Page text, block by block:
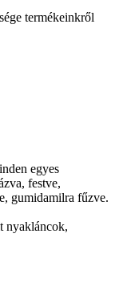
termékeinkről
egyes
festve,
gumidamilra fűzve.
nyakláncok,